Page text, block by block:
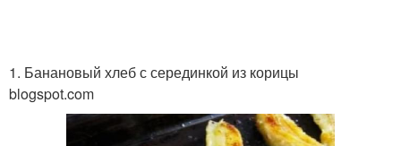
1. Банановый хлеб с серединкой из корицы
blogspot.com